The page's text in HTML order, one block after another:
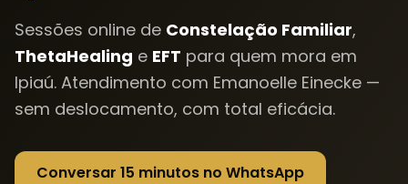
Sessões online de Constelação Familiar,
ThetaHealing e EFT para quem mora em
Ipiaú. Atendimento com Emanoelle Einecke —
sem deslocamento, com total eficácia.
Conversar 15 minutos no WhatsApp